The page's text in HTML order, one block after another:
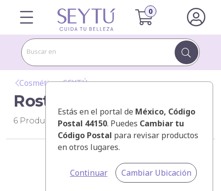
Buscar en
Estás en el portal de México, Código
Postal 44150. Puedes Cambiar tu
Código Postal para revisar productos
en otros lugares.
Continuar Cambiar Ubicación
Cosméticos SEYTÚ
Rostro
6 Productos
Categorías
Ordenar por